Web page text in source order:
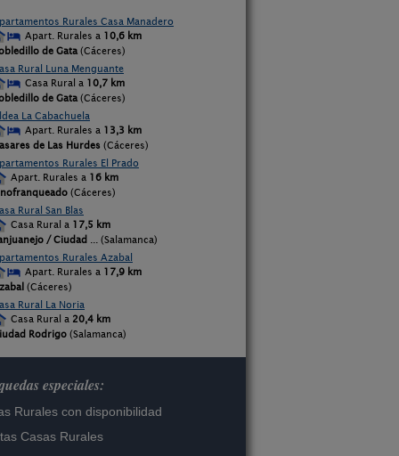
Rurales Casa Manadero
Apart. Rurales a 10,6 km
de Gata (Cáceres)
Rural Luna Menguante
Casa Rural a 10,7 km
de Gata (Cáceres)
La Cabachuela
Apart. Rurales a 13,3 km
de Las Hurdes (Cáceres)
Rurales El Prado
Apart. Rurales a 16 km
(Cáceres)
Rural San Blas
Casa Rural a 17,5 km
/ Ciudad ... (Salamanca)
Rurales Azabal
Apart. Rurales a 17,9 km
(Cáceres)
Rural La Noria
Casa Rural a 20,4 km
Rodrigo (Salamanca)
especiales:
Rurales con disponibilidad
Casas Rurales